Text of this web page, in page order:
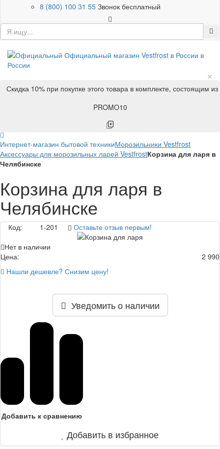
8 (800) 100 31 55 Звонок бесплатный
×
Скидка 10% при покупке этого товара в комплекте, состоящим
PROMO10
Интернет-магазин бытовой техникиМорозильники Vestfrost
Аксессуары для морозильных ларей VestfrostКорзина для ларя в
Челябинске
Корзина для ларя в
Челябинске
Код: 1-201
Оставьте отзыв первым!
Нет в наличии
Цена:
2 990
Нашли дешевле? Снизим цену!
Уведомить о наличии
Добавить к сравнению
Добавить в избранное